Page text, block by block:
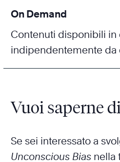
On Demand
Contenuti disponibili in
indipendentemente da
Vuoi saperne
Se sei interessato a
Unconscious Bias nella